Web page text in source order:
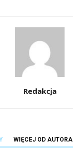
Redakcja
WIĘCEJ OD AUTORA